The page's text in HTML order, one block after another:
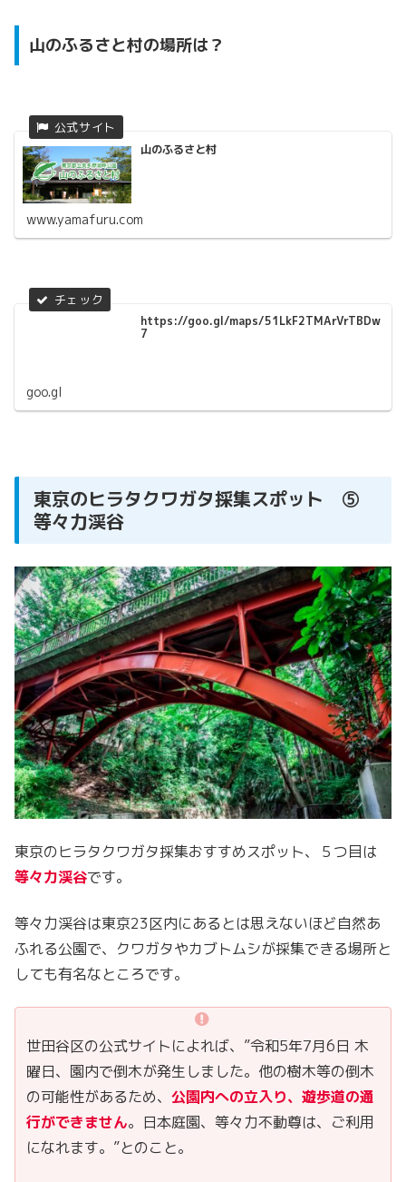
山のふるさと村の場所は？
山のふるさと村
www.yamafuru.com
https://goo.gl/maps/51LkF2TMArVrTBDw
7
goo.gl
東京のヒラタクワガタ採集スポット ⑤
等々力渓谷
東京のヒラタクワガタ採集おすすめスポット、５つ目は
等々力渓谷です。
等々力渓谷は東京23区内にあるとは思えないほど自然あ
ふれる公園で、クワガタやカブトムシが採集できる場所と
しても有名なところです。
世田谷区の公式サイトによれば、”令和5年7月6日 木
曜日、園内で倒木が発生しました。他の樹木等の倒木
の可能性があるため、 公園内への立入り、遊歩道の通
行ができません。日本庭園、等々力不動尊は、ご利用
になれます。”とのこと。